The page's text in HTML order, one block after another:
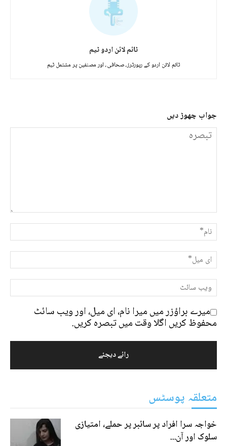
ٹائم لائن اردو ٹیم
ٹائم لائن اردو کے رپورٹرز، صحافی، اور مصنفین پر مشتمل ٹیم
جواب چھوڑ دیں
میرے براؤزر میں میرا نام، ای میل، اور ویب سائٹ
محفوظ کریں اگلا وقت میں تبصرہ کریں.
متعلقہ پوسٹس
خواجہ سرا افراد پر سائبر پر حملے، امتیازی
سلوک اور آن...